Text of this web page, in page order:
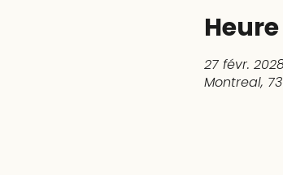
27 févr.
Montreal,